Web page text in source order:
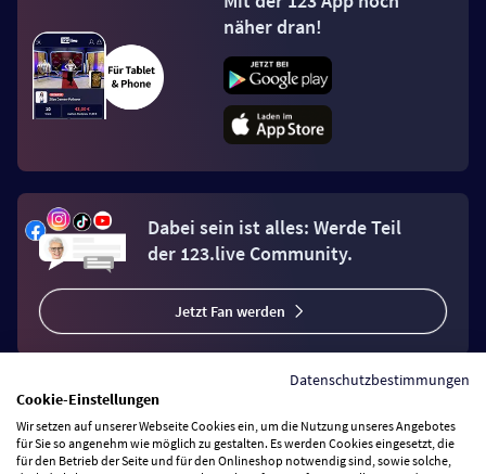
näher dran!
Dabei sein ist alles: Werde Teil
der 123.live Community.
Jetzt Fan werden
Vertrag widerrufen
Datenschutzbestimmungen
Cookie-Einstellungen
Wir setzen auf unserer Webseite Cookies ein, um die Nutzung unseres Angebotes
für Sie so angenehm wie möglich zu gestalten. Es werden Cookies eingesetzt, die
für den Betrieb der Seite und für den Onlineshop notwendig sind, sowie solche,